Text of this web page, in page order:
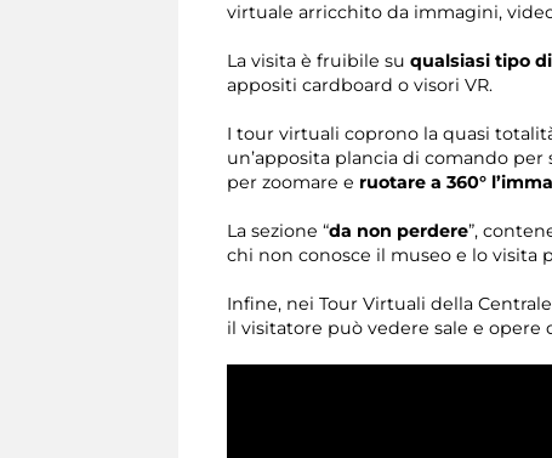
virtuale arricchito da immagini,
La visita è fruibile su qualsiasi tipo
appositi cardboard o visori VR.
I tour virtuali coprono la quasi
un’apposita plancia di comando
per zoomare e ruotare a 360°
La sezione “da non perdere”,
chi non conosce il museo e lo visita
Infine, nei Tour Virtuali della
il visitatore può vedere sale e